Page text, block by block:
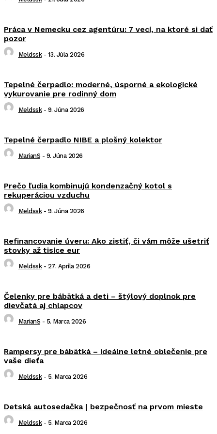
Práca v Nemecku cez agentúru: 7 vecí, na ktoré si dať
pozor
Meldssk - 13. Júla 2026
Tepelné čerpadlo: moderné, úsporné a ekologické
vykurovanie pre rodinný dom
Meldssk - 9. Júna 2026
Tepelné čerpadlo NIBE a plošný kolektor
MarianS - 9. Júna 2026
Prečo ľudia kombinujú kondenzačný kotol s
rekuperáciou vzduchu
Meldssk - 9. Júna 2026
Refinancovanie úveru: Ako zistiť, či vám môže ušetriť
stovky až tisíce eur
Meldssk - 27. Apríla 2026
Čelenky pre bábätká a deti – štýlový doplnok pre
dievčatá aj chlapcov
MarianS - 5. Marca 2026
Rampersy pre bábätká – ideálne letné oblečenie pre
vaše dieťa
Meldssk - 5. Marca 2026
Detská autosedačka | bezpečnosť na prvom mieste
Meldssk - 5. Marca 2026